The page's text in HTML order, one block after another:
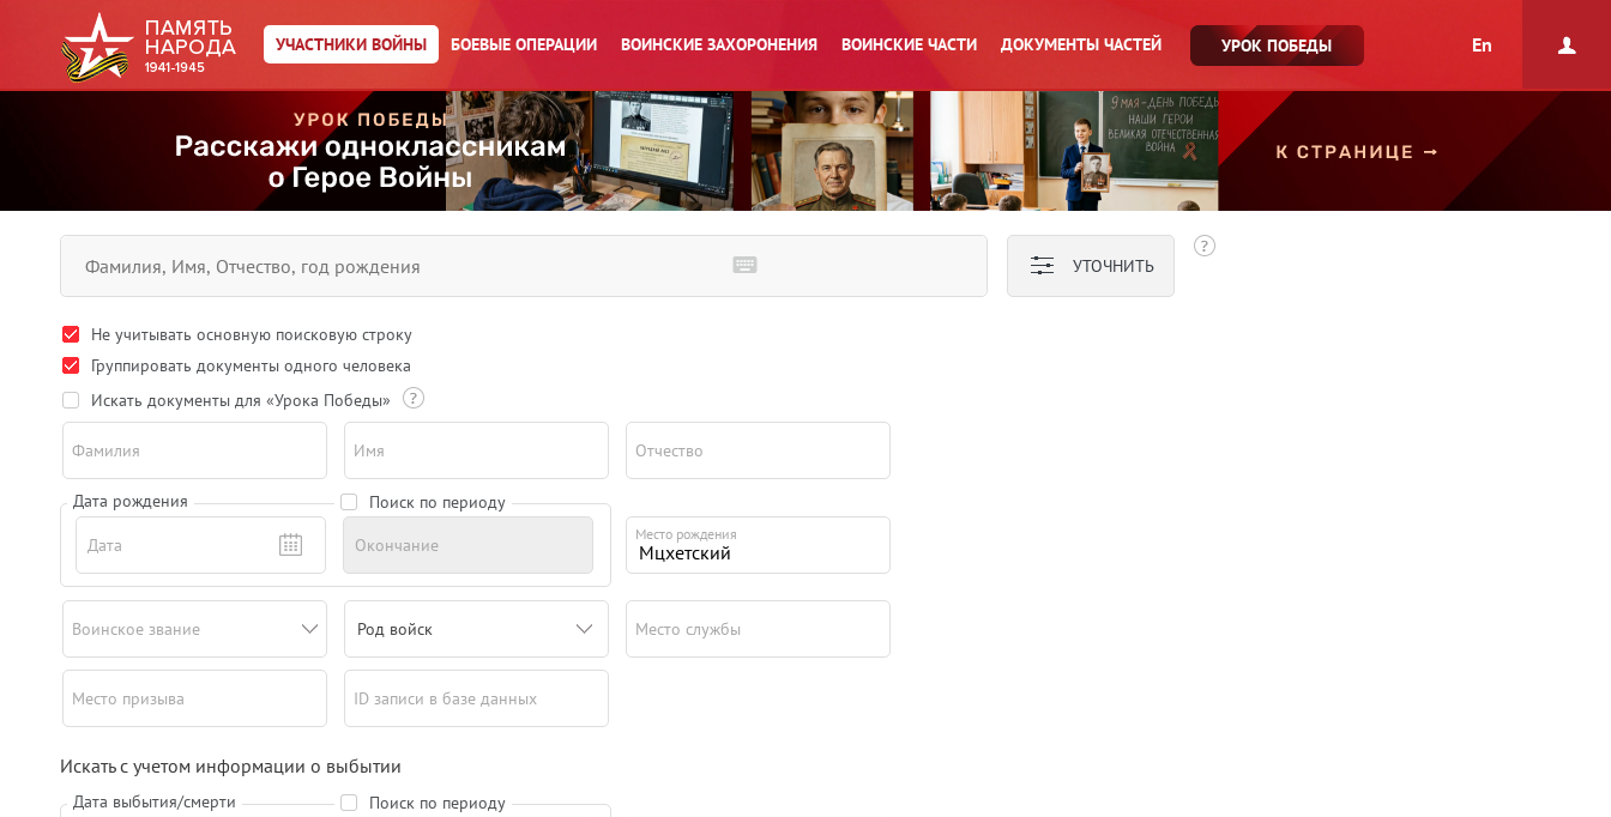
УЧАСТНИКИ ВОЙНЫ БОЕВЫЕ ОПЕРАЦИИ ВОИНСКИЕ ЗАХОРОНЕНИЯ ВОИНСКИЕ ЧАСТИ ДОКУМЕНТЫ ЧАСТЕЙ УРОК ПОБЕДЫ En
УТОЧНИТЬ
Не учитывать основную поисковую строку
Группировать документы одного человека
Искать документы для «Урока Победы»
Фамилия Имя Отчество
Дата рождения
Дата
Поиск по периоду
Окончание
Место рождения
Воинское звание Род войск Место службы
Место призыва ID записи в базе данных
Искать с учетом информации о выбытии
Дата выбытия/смерти
Поиск по периоду